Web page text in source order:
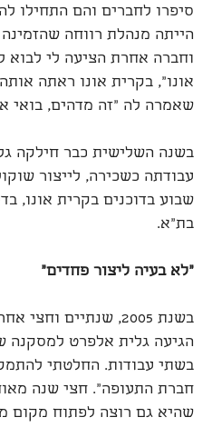
סיפרו לחברים והם התחילו
הייתה מנהלת רווחה
וחברה אחרת הציעה לי לבוא
אונו", בקרית אונו ראתה
שאמרה לה "זה מדהים, בואי
בשנה השלישית כבר חילקה
עבודתה כשכירה, לייצור
שבוע בדוכנים בקרית אונו,
בת"א.
"לא בעיה ליצור פחדים"
בשנת 2005, שנתיים
בשתי עבודות. החלטתי
חברת התעופה". חצי שנה
שהיא גם רוצה לפתוח מקום